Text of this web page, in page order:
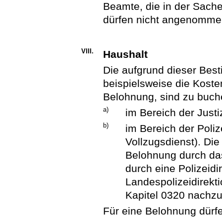
Beamte, die in der
dürfen nicht
VIII.
Haushalt
Die aufgrund dieser
beispielsweise die
Belohnung, sind zu
a) im Bereich der
b)
im Bereich der
Vollzugsdienst).
Belohnung durch
durch eine
Kapitel 0320
Für eine Belohnung